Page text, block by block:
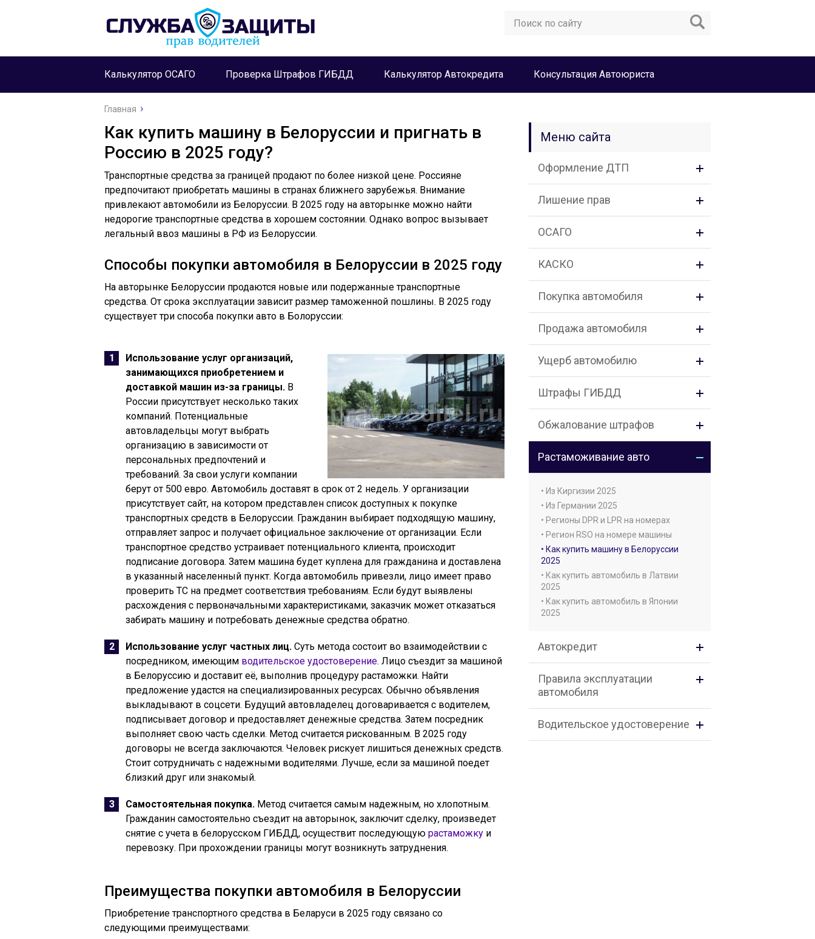
Калькулятор ОСАГО Проверка Штрафов ГИБДД Калькулятор Автокредита Консультация Автоюриста
Главная
Как купить машину в Белоруссии и пригнать в
Россию в 2025 году?
Транспортные средства за границей продают по более низкой цене. Россияне
предпочитают приобретать машины в странах ближнего зарубежья. Внимание
привлекают автомобили из Белоруссии. В 2025 году на авторынке можно найти
недорогие транспортные средства в хорошем состоянии. Однако вопрос вызывает
легальный ввоз машины в РФ из Белоруссии.
Способы покупки автомобиля в Белоруссии в 2025 году
На авторынке Белоруссии продаются новые или подержанные транспортные
средства. От срока эксплуатации зависит размер таможенной пошлины. В 2025 году
существует три способа покупки авто в Болоруссии:
Использование услуг организаций,
занимающихся приобретением и
доставкой машин из-за границы. В
России присутствует несколько таких
компаний. Потенциальные
автовладельцы могут выбрать
организацию в зависимости от
персональных предпочтений и
требований. За свои услуги компании
берут от 500 евро. Автомобиль доставят в срок от 2 недель. У организации
присутствует сайт, на котором представлен список доступных к покупке
транспортных средств в Белоруссии. Гражданин выбирает подходящую машину,
отправляет запрос и получает официальное заключение от организации. Если
транспортное средство устраивает потенциального клиента, происходит
подписание договора. Затем машина будет куплена для гражданина и доставлена
в указанный населенный пункт. Когда автомобиль привезли, лицо имеет право
проверить ТС на предмет соответствия требованиям. Если будут выявлены
расхождения с первоначальными характеристиками, заказчик может отказаться
забирать машину и потребовать денежные средства обратно.
Использование услуг частных лиц. Суть метода состоит во взаимодействии с
посредником, имеющим водительское удостоверение. Лицо съездит за машиной
в Белоруссию и доставит её, выполнив процедуру растаможки. Найти
предложение удастся на специализированных ресурсах. Обычно объявления
выкладывают в соцсети. Будущий автовладелец договаривается с водителем,
подписывает договор и предоставляет денежные средства. Затем посредник
выполняет свою часть сделки. Метод считается рискованным. В 2025 году
договоры не всегда заключаются. Человек рискует лишиться денежных средств.
Стоит сотрудничать с надежными водителями. Лучше, если за машиной поедет
близкий друг или знакомый.
Самостоятельная покупка. Метод считается самым надежным, но хлопотным.
Гражданин самостоятельно съездит на авторынок, заключит сделку, произведет
снятие с учета в белорусском ГИБДД, осуществит последующую растаможку и
перевозку. При прохождении границы могут возникнуть затруднения.
Преимущества покупки автомобиля в Белоруссии
Приобретение транспортного средства в Беларуси в 2025 году связано со
следующими преимуществами:
Меню сайта
Оформление ДТП
Лишение прав
ОСАГО
КАСКО
Покупка автомобиля
Продажа автомобиля
Ущерб автомобилю
Штрафы ГИБДД
Обжалование штрафов
Растаможивание авто
• Из Киргизии 2025
• Из Германии 2025
• Регионы DPR и LPR на номерах
• Регион RSO на номере машины
• Как купить машину в Белоруссии
2025
• Как купить автомобиль в Латвии
2025
• Как купить автомобиль в Японии
2025
Автокредит
Правила эксплуатации
автомобиля
Водительское удостоверение